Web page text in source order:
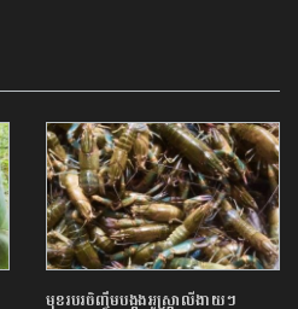
មុខរបរចិញ្ចឹមបង្កងអូស្ត្រាលីងាយៗ